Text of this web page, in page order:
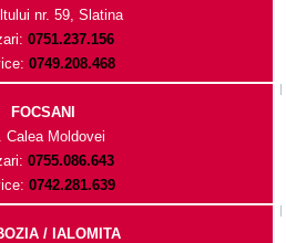
nr. 59, Slatina
0751.237.156
0749.208.468
FOCSANI
Calea Moldovei
0755.086.643
0742.281.639
/ IALOMITA